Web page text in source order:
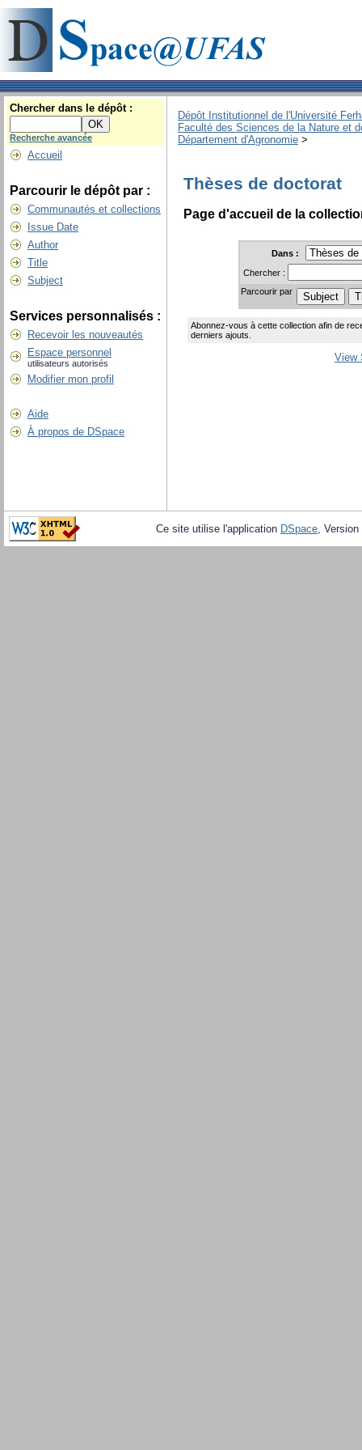
Chercher dans le dépôt :
Recherche avancée
Accueil
Parcourir le dépôt par :
Communautés et collections
Issue Date
Author
Title
Subject
Services personnalisés :
Recevoir les nouveautés
Espace personnel
utilisateurs autorisés
Modifier mon profil
Aide
À propos de DSpace
Dépôt Institutionnel de l'Université
Faculté des Sciences de la Nature et
Département d'Agronomie >
Thèses de doctorat
Page d'accueil de la
Dans :
Chercher :
Parcourir par
Abonnez-vous à cette collection afin de
derniers ajouts.
View
Ce site utilise l'application DSpace,